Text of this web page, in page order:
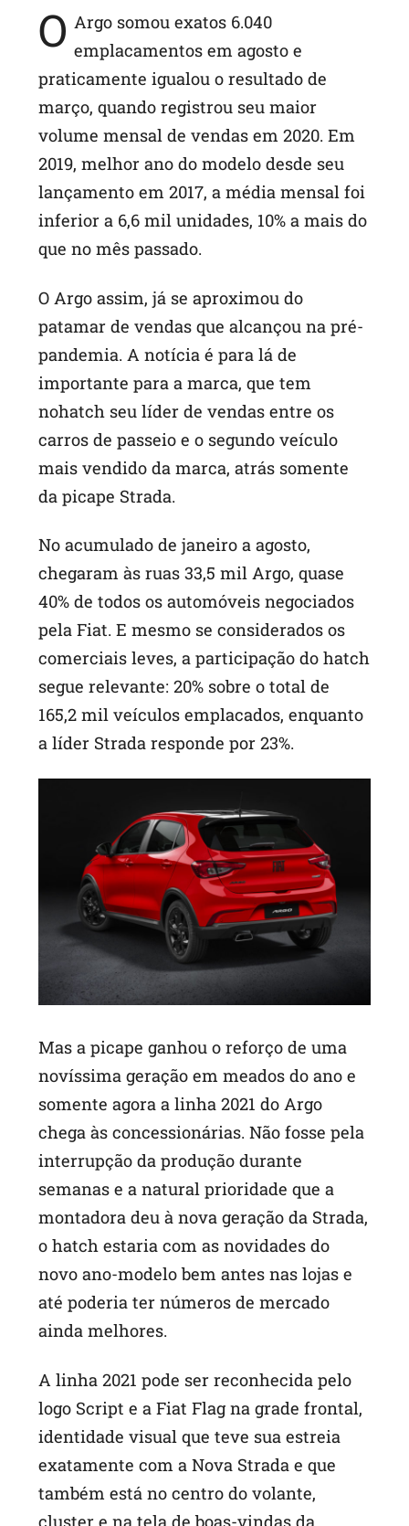
O Argo somou exatos 6.040
emplacamentos em agosto e
praticamente igualou o resultado de
março, quando registrou seu maior
volume mensal de vendas em 2020. Em
2019, melhor ano do modelo desde seu
lançamento em 2017, a média mensal foi
inferior a 6,6 mil unidades, 10% a mais do
que no mês passado.
O Argo assim, já se aproximou do
patamar de vendas que alcançou na pré-
pandemia. A notícia é para lá de
importante para a marca, que tem
nohatch seu líder de vendas entre os
carros de passeio e o segundo veículo
mais vendido da marca, atrás somente
da picape Strada.
No acumulado de janeiro a agosto,
chegaram às ruas 33,5 mil Argo, quase
40% de todos os automóveis negociados
pela Fiat. E mesmo se considerados os
comerciais leves, a participação do hatch
segue relevante: 20% sobre o total de
165,2 mil veículos emplacados, enquanto
a líder Strada responde por 23%.
Mas a picape ganhou o reforço de uma
novíssima geração em meados do ano e
somente agora a linha 2021 do Argo
chega às concessionárias. Não fosse pela
interrupção da produção durante
semanas e a natural prioridade que a
montadora deu à nova geração da Strada,
o hatch estaria com as novidades do
novo ano-modelo bem antes nas lojas e
até poderia ter números de mercado
ainda melhores.
A linha 2021 pode ser reconhecida pelo
logo Script e a Fiat Flag na grade frontal,
identidade visual que teve sua estreia
exatamente com a Nova Strada e que
também está no centro do volante,
cluster e na tela de boas-vindas da